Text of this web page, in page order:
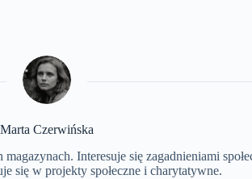
Marta Czerwińska
Interesuje się zagadnieniami
się w projekty społeczne i charytatywne.